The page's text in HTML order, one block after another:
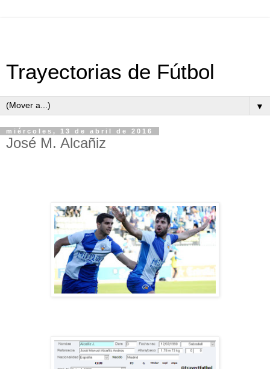
Trayectorias de Fútbol
▼
miércoles, 13 de abril de 2016
José M. Alcañiz